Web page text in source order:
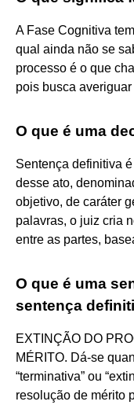
A Fase Cognitiva
qual ainda não se
processo é o que
pois busca
O que é uma
Sentença definitiva
desse ato,
objetivo, de caráter
palavras, o juiz cria
entre as partes,
O que é uma
sentença
EXTINÇÃO DO
MÉRITO. Dá-se
“terminativa” ou
resolução de mérito